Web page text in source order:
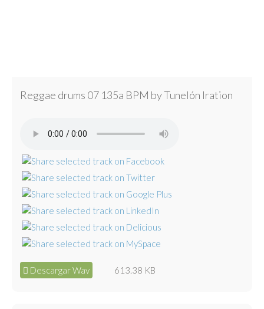
Reggae drums 07 135a BPM by Tunelón Iration
Descargar Wav 613.38 KB